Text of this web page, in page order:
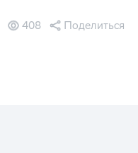
408 Поделиться